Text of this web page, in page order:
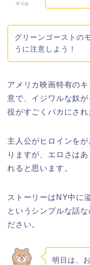
ネコ山
グリーンゴーストの
うに注意しよう！
アメリカ映画特有の
意で、イジワルな奴
役がすごくバカにされ
主人公がヒロインを
りますが、エロさは
れると思います。
ストーリーはNY中に
というシンプルな話
ださい。
明日は、